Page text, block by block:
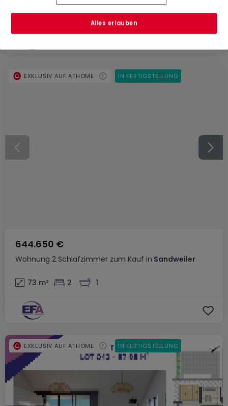
73 m² 2 1
Wohnung 2 Schlafzimmer zum Kauf in Sandweiler
644.650 €
73 m² 2 1
EXKLUSIV AUF ATHOME IN FERTIGSTELLUNG
EXKLUSIV AUF ATHOME IN FERTIGSTELLUNG
Alles erlauben